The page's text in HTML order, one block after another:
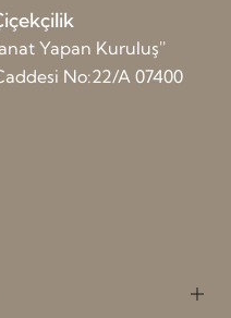
Yapan Kuruluş''
No:22/A 07400